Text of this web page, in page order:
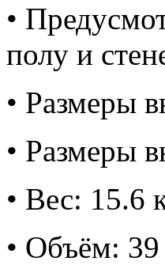
•
полу и
• Размеры
• Размеры
• Вес: 15.6
• Объём: 39